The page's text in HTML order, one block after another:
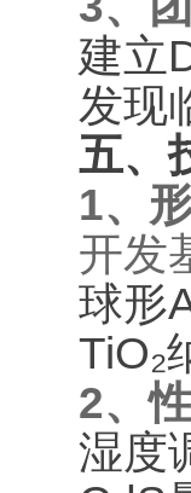
建立
发现
五、
1、
开发
球形
TiO₂
2、
湿度